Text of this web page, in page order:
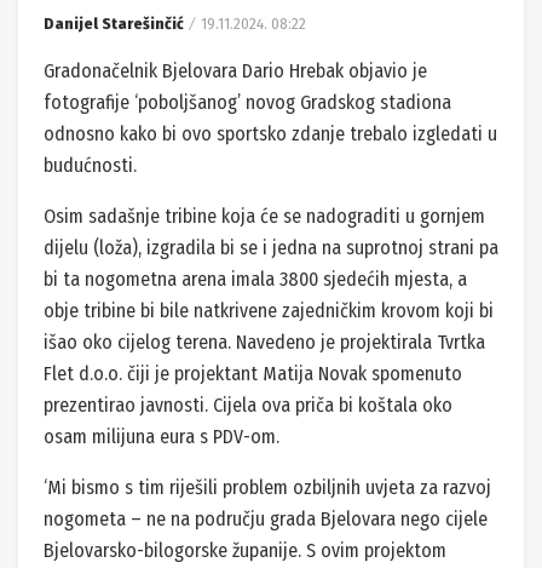
Danijel Starešinčić 19.11.2024. 08:22
Gradonačelnik Bjelovara Dario Hrebak objavio je
fotografije ‘poboljšanog’ novog Gradskog stadiona
odnosno kako bi ovo sportsko zdanje trebalo izgledati u
budućnosti.
Osim sadašnje tribine koja će se nadograditi u gornjem
dijelu (loža), izgradila bi se i jedna na suprotnoj strani pa
bi ta nogometna arena imala 3800 sjedećih mjesta, a
obje tribine bi bile natkrivene zajedničkim krovom koji bi
išao oko cijelog terena. Navedeno je projektirala Tvrtka
Flet d.o.o. čiji je projektant Matija Novak spomenuto
prezentirao javnosti. Cijela ova priča bi koštala oko
osam milijuna eura s PDV-om.
‘Mi bismo s tim riješili problem ozbiljnih uvjeta za razvoj
nogometa – ne na području grada Bjelovara nego cijele
Bjelovarsko-bilogorske županije. S ovim projektom